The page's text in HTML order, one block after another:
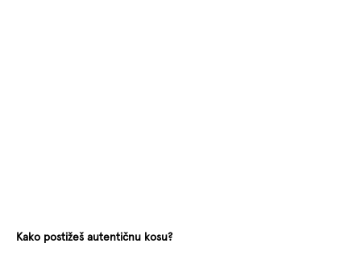
Kako postižeš autentičnu kosu?